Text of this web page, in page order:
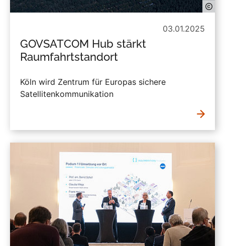
03.01.2025
GOVSATCOM Hub stärkt
Raumfahrtstandort
Köln wird Zentrum für Europas sichere
Satellitenkommunikation